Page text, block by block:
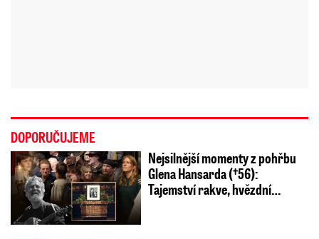
DOPORUČUJEME
Nejsilnější momenty z pohřbu
Glena Hansarda (†56):
Tajemství rakve, hvězdní…